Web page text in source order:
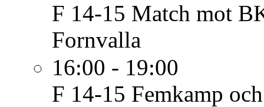
F 14-15 Match mot
Fornvalla
16:00 - 19:00
F 14-15 Femkamp